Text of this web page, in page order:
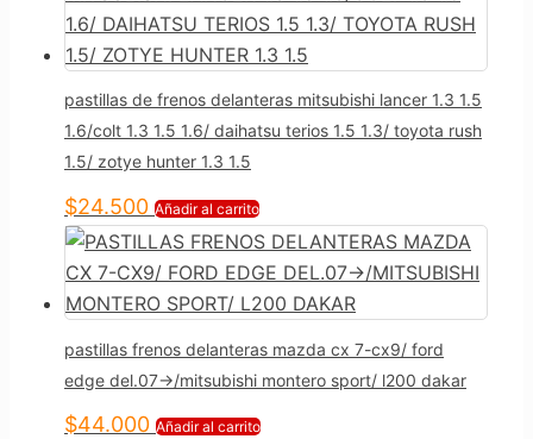
pastillas de frenos delanteras mitsubishi lancer 1.3 1.5
1.6/colt 1.3 1.5 1.6/ daihatsu terios 1.5 1.3/ toyota rush
1.5/ zotye hunter 1.3 1.5
$24.500 Añadir al carrito
pastillas frenos delanteras mazda cx 7-cx9/ ford
edge del.07->/mitsubishi montero sport/ l200 dakar
$44.000 Añadir al carrito